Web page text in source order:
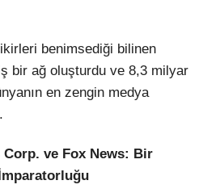
benimsediği bilinen
bir ağ oluşturdu ve 8,3 milyar
en zengin medya
ve Fox News: Bir